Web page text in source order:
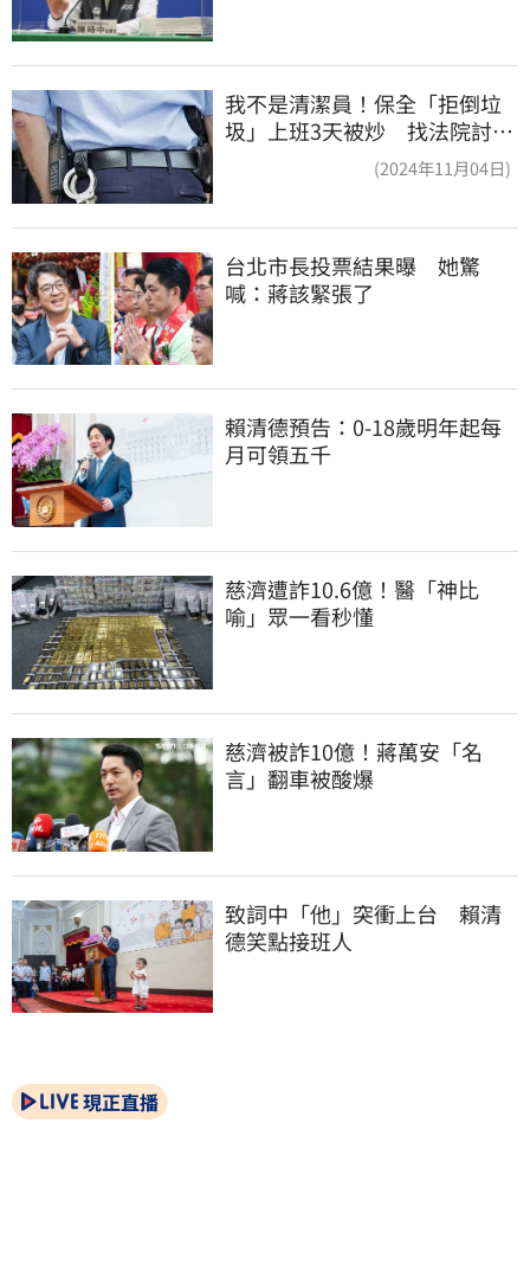
我不是清潔員！保全「拒倒垃
圾」上班3天被炒 找法院討公
(2024年11月04日)
台北市長投票結果曝　她驚
喊：蔣該緊張了
賴清德預告：0-18歲明年起每
月可領五千
慈濟遭詐10.6億！醫「神比
喻」眾一看秒懂
慈濟被詐10億！蔣萬安「名
言」翻車被酸爆
致詞中「他」突衝上台　賴清
德笑點接班人
現正直播